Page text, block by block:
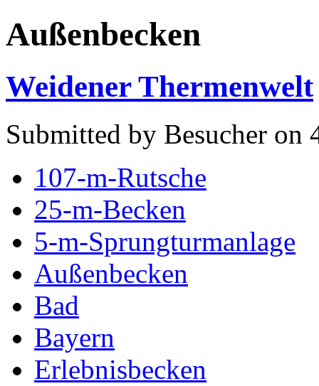
Außenbecken
Weidener Thermenwelt
Submitted by Besucher on
107-m-Rutsche
25-m-Becken
5-m-Sprungturmanlage
Außenbecken
Bad
Bayern
Erlebnisbecken